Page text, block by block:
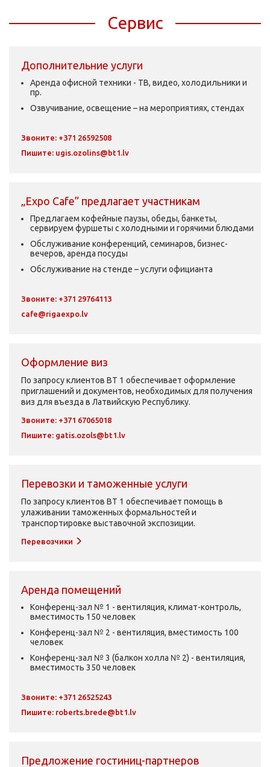
Сервис
Дополнительние услуги
Аренда офисной техники - ТВ, видео, холодильники и
пр.
Озвучивание, освещение – на мероприятиях, стендах
Звоните: +371 26592508
Пишите: ugis.ozolins@bt1.lv
„Expo Cafe” предлагает участникам
Предлагаем кофейные паузы, обеды, банкеты,
сервируем фуршеты с холодными и горячими блюдами
Обслуживание конференций, семинаров, бизнес-
вечеров, аренда посуды
Обслуживание на стенде – услуги официанта
Звоните: +371 29764113
cafe@rigaexpo.lv
Оформление виз
По запросу клиентов BT 1 обеспечивает оформление
приглашений и документов, необходимых для получения
виз для въезда в Латвийскую Республику.
Звоните: +371 67065018
Пишите: gatis.ozols@bt1.lv
Перевозки и таможенные услуги
По запросу клиентов BT 1 обеспечивает помощь в
улаживании таможенных формальностей и
транспортировке выставочной экспозиции.
Перевозчики
Аренда помещений
Конференц-зал № 1 - вентиляция, климат-контроль,
вместимость 150 человек
Конференц-зал № 2 - вентиляция, вместимость 100
человек
Конференц-зал № 3 (балкон холла № 2) - вентиляция,
вместимость 350 человек
Звоните: +371 26525243
Пишите: roberts.brede@bt1.lv
Предложение гостиниц-партнеров